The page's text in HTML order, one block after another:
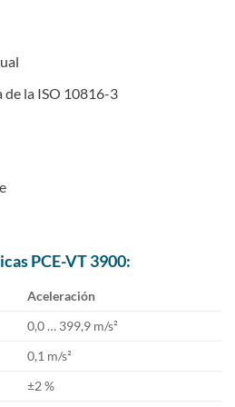
la ISO 10816-3
PCE-VT 3900:
Aceleración
0,0 … 399,9 m/s²
0,1 m/s²
±2 %